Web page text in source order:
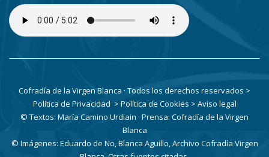
Cofradía de la Virgen Blanca · Todos los derechos reservados >
Política de Privacidad > Política de Cookies > Aviso legal
© Textos: María Camino Urdiain · Prensa: Cofradía de la Virgen
Blanca
© Imágenes: Eduardo de No, Blanca Aguillo, Archivo Cofradía Virgen